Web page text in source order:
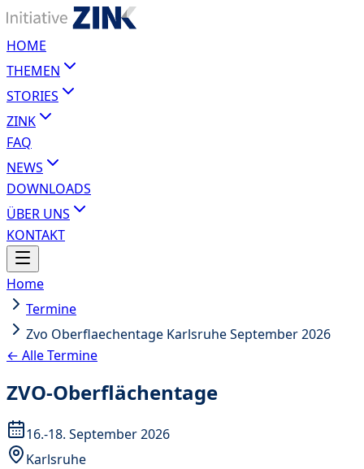
HOME
THEMEN
STORIES
ZINK
FAQ
NEWS
DOWNLOADS
ÜBER UNS
KONTAKT
Home
Termine
Zvo Oberflaechentage Karlsruhe September 2026
← Alle Termine
ZVO-Oberflächentage
16.-18. September 2026
Karlsruhe